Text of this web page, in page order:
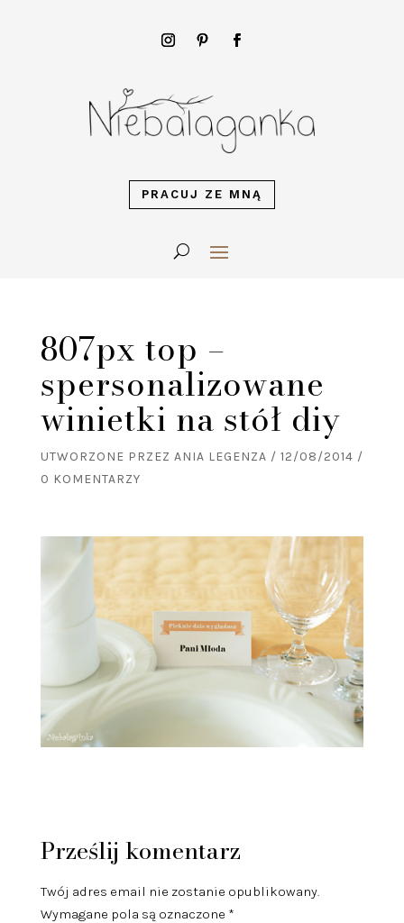
PRACUJ ZE MNĄ
807px top –
spersonalizowane
winietki na stół diy
UTWORZONE PRZEZ ANIA LEGENZA / 12/08/2014 /
0 KOMENTARZY
Prześlij komentarz
Twój adres email nie zostanie opublikowany.
Wymagane pola są oznaczone *